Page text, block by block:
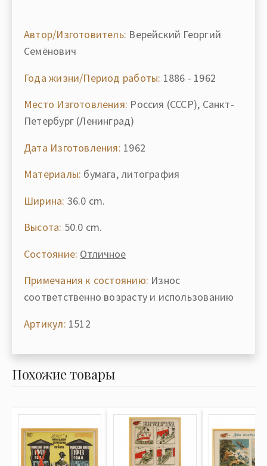
Автор/Изготовитель: Верейский Георгий
Семёнович
Года жизни/Период работы: 1886 - 1962
Место Изготовления: Россия (СССР), Санкт-
Петербург (Ленинград)
Дата Изготовления: 1962
Материалы: бумага, литография
Ширина: 36.0 cm.
Высота: 50.0 cm.
Состояние: Отличное
Примечания к состоянию: Износ
соответственно возрасту и использованию
Артикул: 1512
Похожие товары